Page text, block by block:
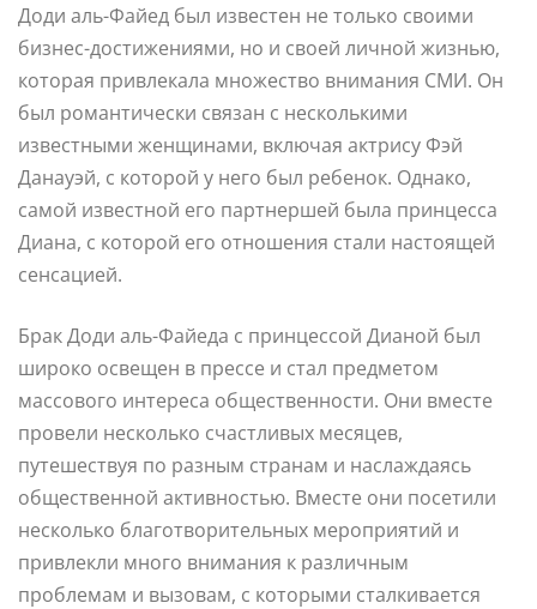
Доди аль-Файед был известен не только своими
бизнес-достижениями, но и своей личной жизнью,
которая привлекала множество внимания СМИ. Он
был романтически связан с несколькими
известными женщинами, включая актрису Фэй
Данауэй, с которой у него был ребенок. Однако,
самой известной его партнершей была принцесса
Диана, с которой его отношения стали настоящей
сенсацией.
Брак Доди аль-Файеда с принцессой Дианой был
широко освещен в прессе и стал предметом
массового интереса общественности. Они вместе
провели несколько счастливых месяцев,
путешествуя по разным странам и наслаждаясь
общественной активностью. Вместе они посетили
несколько благотворительных мероприятий и
привлекли много внимания к различным
проблемам и вызовам, с которыми сталкивается